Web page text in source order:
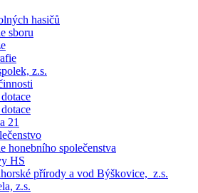
hasičů
sboru
z.s.
21
honebního společenstva
HS
přírody a vod Býškovice, z.s.
z.s.